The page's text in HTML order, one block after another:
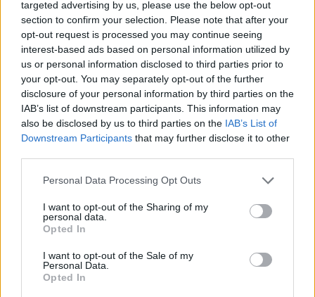
targeted advertising by us, please use the below opt-out
section to confirm your selection. Please note that after your
opt-out request is processed you may continue seeing
interest-based ads based on personal information utilized by
us or personal information disclosed to third parties prior to
your opt-out. You may separately opt-out of the further
disclosure of your personal information by third parties on the
IAB’s list of downstream participants. This information may
also be disclosed by us to third parties on the IAB’s List of
Downstream Participants that may further disclose it to other
Personal Data Processing Opt Outs
I want to opt-out of the Sharing of my
personal data.
Opted In
I want to opt-out of the Sale of my
Personal Data.
Opted In
Out Of The Box
56 lat temu
Wyszukiwarka
Szukaj:
Polecamy
Quizy Quizy historyczne Quizy geograficzne Matura Test na inteligencję
Testy